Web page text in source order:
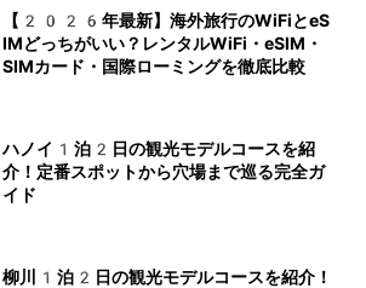
【2026年最新】海外旅行のWiFiとeS
IMどっちがいい？レンタルWiFi・eSIM・
SIMカード・国際ローミングを徹底比較
ハノイ1泊2日の観光モデルコースを紹
介！定番スポットから穴場まで巡る完全ガ
イド
柳川1泊2日の観光モデルコースを紹介！